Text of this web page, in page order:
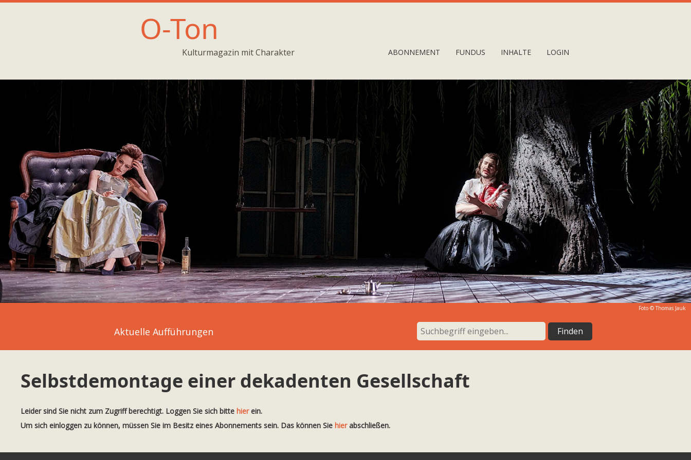
O-Ton
Kulturmagazin mit Charakter ABONNEMENT FUNDUS INHALTE LOGIN
Foto © Thomas Jauk
Aktuelle Aufführungen
Selbstdemontage einer dekadenten Gesellschaft
Leider sind Sie nicht zum Zugriff berechtigt. Loggen Sie sich bitte hierein.
Um sich einloggen zu können, müssen Sie im Besitz eines Abonnements sein. Das können Sie hierabschließen.